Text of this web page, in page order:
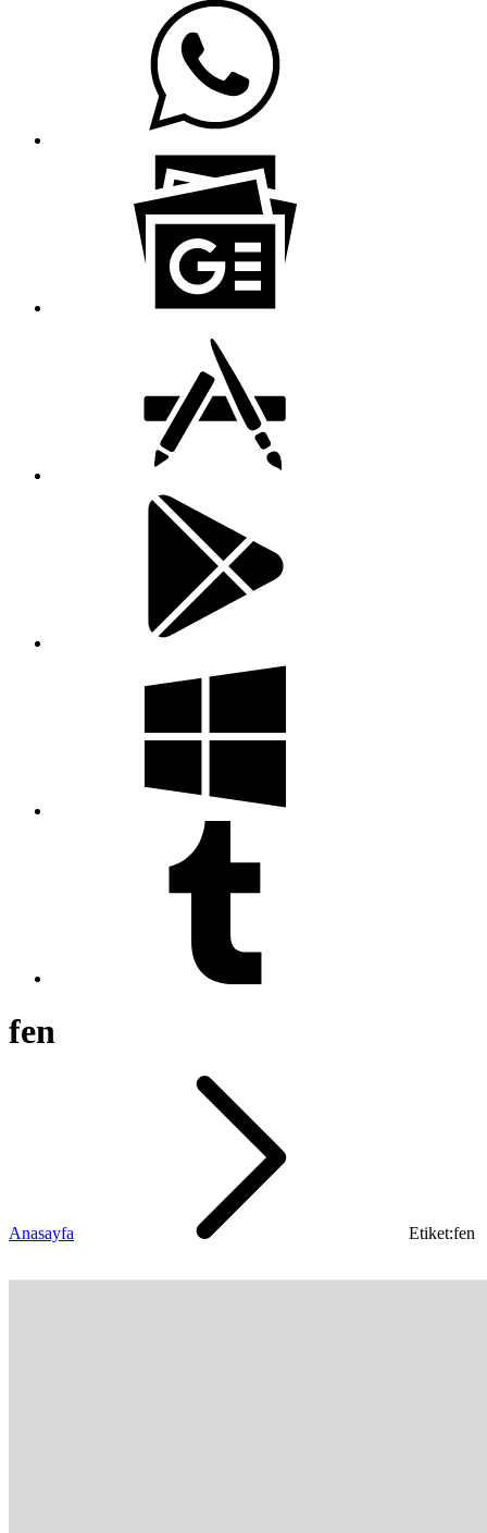
fen
Anasayfa Etiket:fen